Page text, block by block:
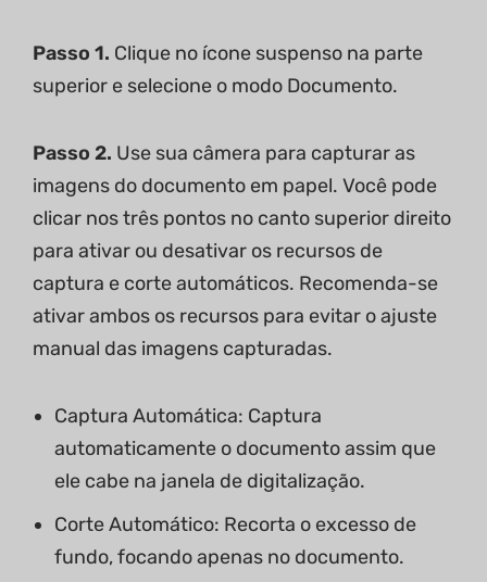
Passo 1. Clique no ícone suspenso na parte
superior e selecione o modo Documento.
Passo 2. Use sua câmera para capturar as
imagens do documento em papel. Você pode
clicar nos três pontos no canto superior direito
para ativar ou desativar os recursos de
captura e corte automáticos. Recomenda-se
ativar ambos os recursos para evitar o ajuste
manual das imagens capturadas.
Captura Automática: Captura
automaticamente o documento assim que
ele cabe na janela de digitalização.
Corte Automático: Recorta o excesso de
fundo, focando apenas no documento.